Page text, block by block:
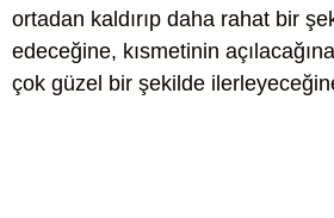
ortadan kaldırıp daha rahat bir
edeceğine, kısmetinin
çok güzel bir şekilde